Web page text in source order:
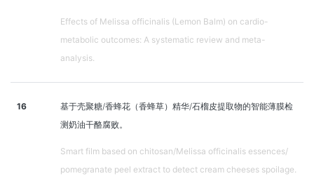
Effects of Melissa officinalis (Lemon Balm) on cardio-
metabolic outcomes: A systematic review and meta-
analysis.
16
基于壳聚糖/香蜂花（香蜂草）精华/石榴皮提取物的智能薄膜检
测奶油干酪腐败。
Smart film based on chitosan/Melissa officinalis essences/
pomegranate peel extract to detect cream cheeses spoilage.